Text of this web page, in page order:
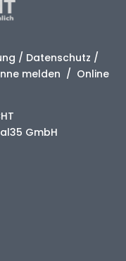
/ Datenschutz /
melden / Online
GmbH